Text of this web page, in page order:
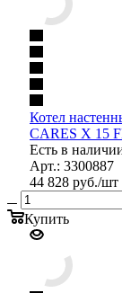
Котел
CARES X 15
Есть в
Арт.: 3300887
44 828 руб./шт
Купить